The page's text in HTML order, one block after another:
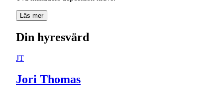
Läs mer
Din hyresvärd
JT
Jori Thomas